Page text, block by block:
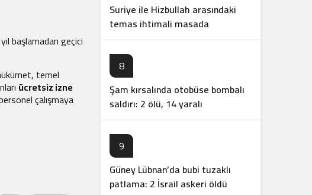
başlamadan geçici
temel
ücretsiz izne
çalışmaya
Suriye ile Hizbullah arasındaki
temas ihtimali masada
8
Şam kırsalında otobüse bombalı
saldırı: 2 ölü, 14 yaralı
9
Güney Lübnan’da bubi tuzaklı
patlama: 2 İsrail askeri öldü